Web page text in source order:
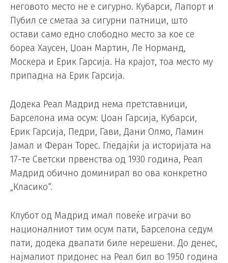
неговото место не е сигурно. Кубарси, Лапорт и
Пубил се сметаа за сигурни патници, што
остави само едно слободно место за кое се
бореа Хаусен, Џоан Мартин, Ле Норманд,
Москера и Ерик Гарсија. На крајот, тоа место му
припадна на Ерик Гарсија.
Додека Реал Мадрид нема претставници,
Барселона има осум: Џоан Гарсија, Кубарси,
Ерик Гарсија, Педри, Гави, Дани Олмо, Ламин
Јамал и Феран Торес. Гледајќи ја историјата на
17-те Светски првенства од 1930 година, Реал
Мадрид обично доминирал во ова конкретно
„Класико“.
Клубот од Мадрид имал повеќе играчи во
националниот тим осум пати, Барселона седум
пати, додека двапати биле нерешени. До денес,
најмалиот придонес на Реал бил во 1950 година